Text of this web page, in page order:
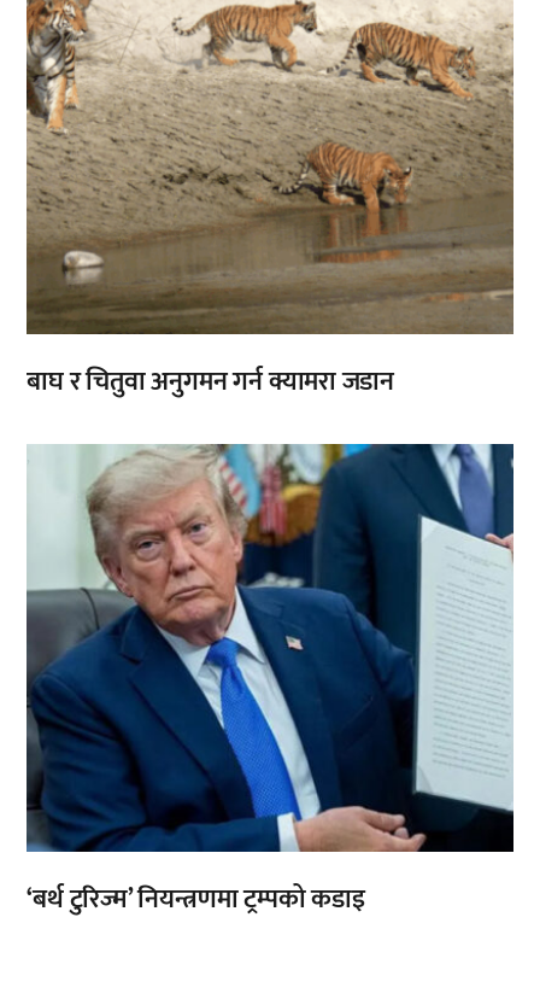
बाघ र चितुवा अनुगमन गर्न क्यामरा जडान
‘बर्थ टुरिज्म’ नियन्त्रणमा ट्रम्पको कडाइ